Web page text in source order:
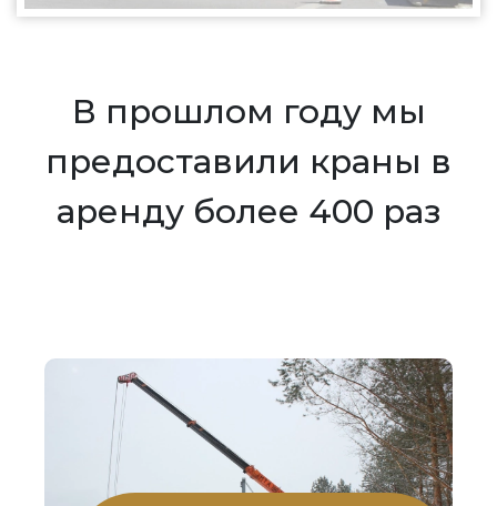
В прошлом году мы
предоставили краны в
аренду более 400 раз